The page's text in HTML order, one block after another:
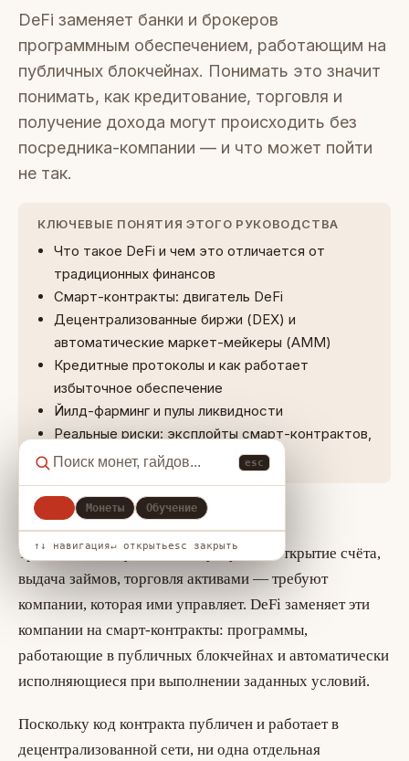
esc
Монеты Обучение
↑↓ навигация↵ открытьesc закрыть
DeFi заменяет банки и брокеров
программным обеспечением, работающим на
публичных блокчейнах. Понимать это значит
понимать, как кредитование, торговля и
получение дохода могут происходить без
посредника-компании — и что может пойти
не так.
КЛЮЧЕВЫЕ ПОНЯТИЯ ЭТОГО РУКОВОДСТВА
Что такое DeFi и чем это отличается от
традиционных финансов
Смарт-контракты: двигатель DeFi
Децентрализованные биржи (DEX) и
автоматические маркет-мейкеры (AMM)
Кредитные протоколы и как работает
избыточное обеспечение
Йилд-фарминг и пулы ликвидности
Реальные риски: эксплойты смарт-контрактов,
ликвидация и rug pull
Основная идея
Традиционные финансовые услуги — открытие счёта,
выдача займов, торговля активами — требуют
компании, которая ими управляет. DeFi заменяет эти
компании на смарт-контракты: программы,
работающие в публичных блокчейнах и автоматически
исполняющиеся при выполнении заданных условий.
Поскольку код контракта публичен и работает в
децентрализованной сети, ни одна отдельная